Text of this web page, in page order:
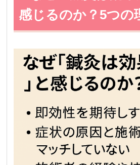
感じるのか？5つの